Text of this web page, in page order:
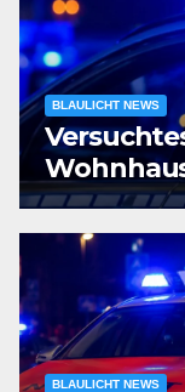
BLAULICHT NEWS
BLAULICHT NEWS